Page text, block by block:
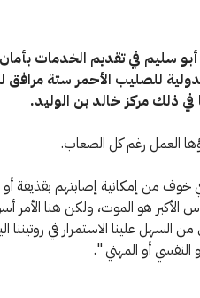
سليم في تقديم الخدمات
للصليب الأحمر ستة مرافق
في ذلك مركز خالد بن الوليد.
العمل رغم كل الصعاب.
الناس في خوف من إمكانية إصابتهم بقذيفة
الأكبر هو الموت، ولكن هنا الأمر
علينا الاستمرار في روتيننا
أو المهني ".